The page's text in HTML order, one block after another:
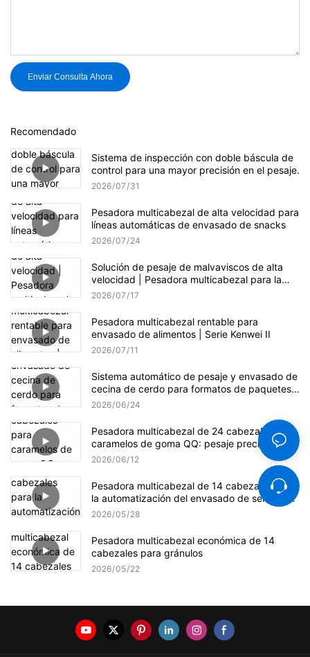
Enviar Consulta Ahora
Recomendado
Sistema de inspección con doble báscula de
control para una mayor precisión en el pesaje.
2026 07 31
Pesadora multicabezal de alta velocidad para
líneas automáticas de envasado de snacks
2026 07 24
Solución de pesaje de malvaviscos de alta
velocidad | Pesadora multicabezal para la
producción de dulces
2026 07 17
Pesadora multicabezal rentable para
envasado de alimentos | Serie Kenwei II
2026 07 11
Sistema automático de pesaje y envasado de
cecina de cerdo para formatos de paquetes
pequeños y a granel.
2026 06 24
Pesadora multicabezal de 24 cabezales para
caramelos de goma QQ: pesaje preciso,
suave y eficiente.
2026 06 12
Pesadora multicabezal de 14 cabezales para
la automatización del envasado de semillas
de girasol
2026 05 28
Pesadora multicabezal económica de 14
cabezales para gránulos
2026 05 22